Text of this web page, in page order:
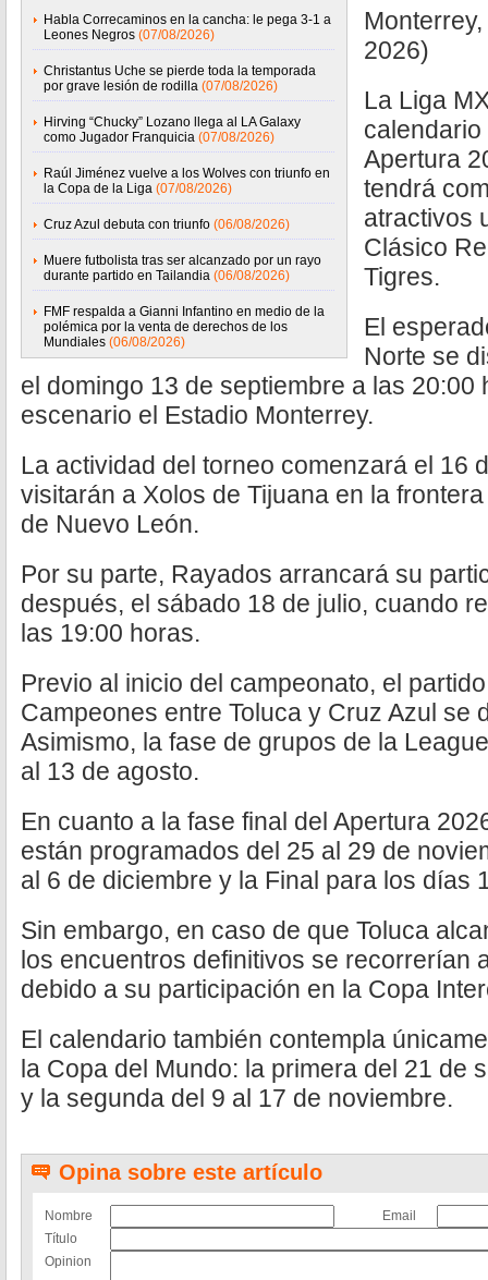
Habla Correcaminos en la cancha: le pega 3-1 a
Leones Negros (07/08/2026)
Christantus Uche se pierde toda la temporada
por grave lesión de rodilla (07/08/2026)
Hirving “Chucky” Lozano llega al LA Galaxy
como Jugador Franquicia (07/08/2026)
Raúl Jiménez vuelve a los Wolves con triunfo en
la Copa de la Liga (07/08/2026)
Cruz Azul debuta con triunfo (06/08/2026)
Muere futbolista tras ser alcanzado por un rayo
durante partido en Tailandia (06/08/2026)
FMF respalda a Gianni Infantino en medio de la
polémica por la venta de derechos de los
Mundiales (06/08/2026)
2026)
La Liga
calendario
Apertura
tendrá
atractivos
Clásico
Tigres.
El
Norte se
el domingo 13 de septiembre a las 20:00
escenario el Estadio Monterrey.
La actividad del torneo comenzará el 16
visitarán a Xolos de Tijuana en la
de Nuevo León.
Por su parte, Rayados arrancará su
después, el sábado 18 de julio, cuando
las 19:00 horas.
Previo al inicio del campeonato, el
Campeones entre Toluca y Cruz Azul se
Asimismo, la fase de grupos de la
al 13 de agosto.
En cuanto a la fase final del Apertura
están programados del 25 al 29 de
al 6 de diciembre y la Final para los días
Sin embargo, en caso de que Toluca
los encuentros definitivos se recorrerían
debido a su participación en la Copa
El calendario también contempla
la Copa del Mundo: la primera del 21 de
y la segunda del 9 al 17 de noviembre.
Opina sobre este artículo
Nombre
Email
Título
Opinion